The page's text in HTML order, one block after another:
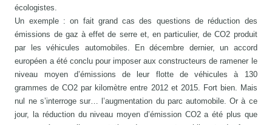
écologistes.
Un exemple : on fait grand cas des questions de réduction des
émissions de gaz à effet de serre et, en particulier, de CO2 produit
par les véhicules automobiles. En décembre dernier, un accord
européen a été conclu pour imposer aux constructeurs de ramener le
niveau moyen d’émissions de leur flotte de véhicules à 130
grammes de CO2 par kilomètre entre 2012 et 2015. Fort bien. Mais
nul ne s’interroge sur… l’augmentation du parc automobile. Or à ce
jour, la réduction du niveau moyen d’émission CO2 a été plus que